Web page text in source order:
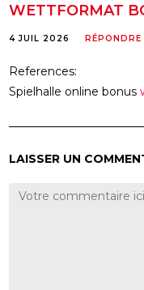
WETTFORMAT
4 JUIL 2026 RÉPONDRE
References:
Spielhalle online bonus
LAISSER UN